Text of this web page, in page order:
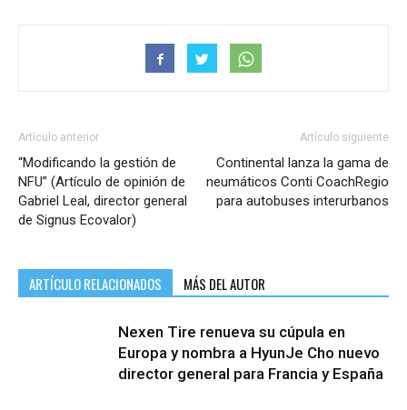
Artículo anterior
“Modificando la gestión de
NFU” (Artículo de opinión de
Gabriel Leal, director general
de Signus Ecovalor)
Artículo siguiente
Continental lanza la gama de
neumáticos Conti CoachRegio
para autobuses interurbanos
ARTÍCULO RELACIONADOS MÁS DEL AUTOR
Nexen Tire renueva su cúpula en
Europa y nombra a HyunJe Cho nuevo
director general para Francia y España